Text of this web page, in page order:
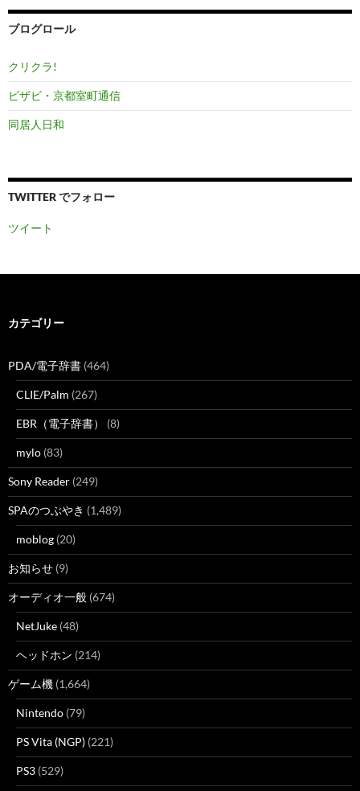
ブ
ブログロール
クリクラ!
ビザビ・京都室町通信
同居人日和
TWITTER でフォロー
ツイート
カテゴリー
PDA/電子辞書 (464)
CLIE/Palm (267)
EBR（電子辞書） (8)
mylo (83)
Sony Reader (249)
SPAのつぶやき (1,489)
moblog (20)
お知らせ (9)
オーディオ一般 (674)
NetJuke (48)
ヘッドホン (214)
ゲーム機 (1,664)
Nintendo (79)
PS Vita (NGP) (221)
PS3 (529)